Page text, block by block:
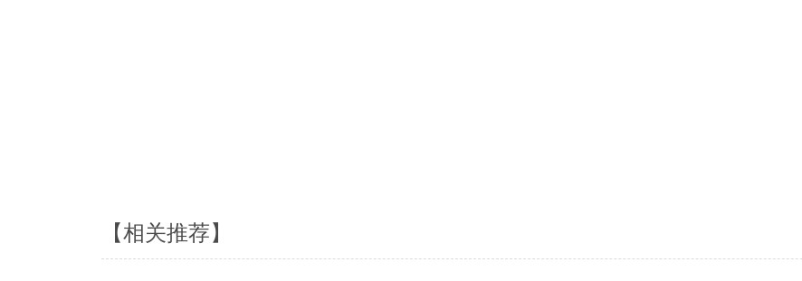
【相关推荐】